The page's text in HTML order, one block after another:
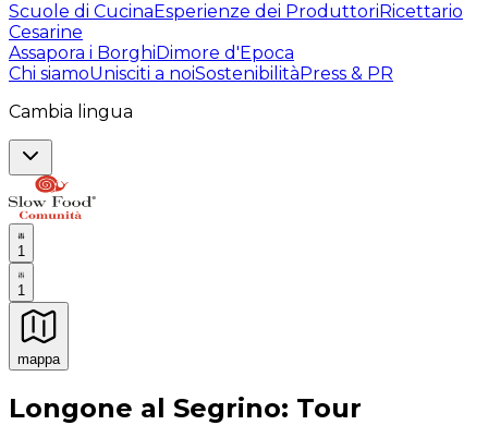
Scuole di CucinaEsperienze dei ProduttoriRicettario
Cesarine
Assapora i BorghiDimore d'Epoca
Chi siamoUnisciti a noiSostenibilitàPress & PR
Cambia lingua
1
1
mappa
Esperienze culinarie indimenticabili: Esperienze
Longone al Segrino: Tour